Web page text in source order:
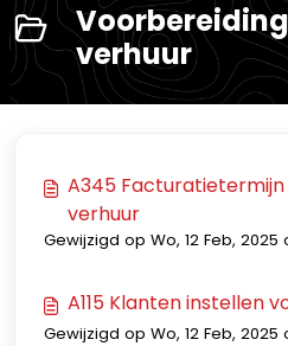
verhuur
A345
verhuur
Gewijzigd op Wo, 12 Feb, 2025
A115 Klanten instellen
Gewijzigd op Wo, 12 Feb, 2025